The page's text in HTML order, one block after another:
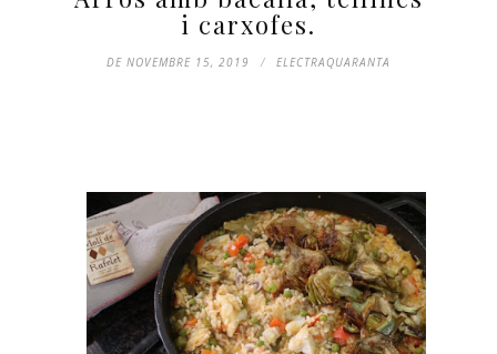
i carxofes.
DE NOVEMBRE 15, 2019 ELECTRAQUARANTA